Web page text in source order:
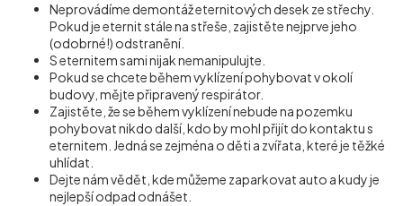
Neprovádíme demontáž eternitových desek ze střechy.
Pokud je eternit stále na střeše, zajistěte nejprve jeho
(odobrné!) odstranění.
S eternitem sami nijak nemanipulujte.
Pokud se chcete během vyklízení pohybovat v okolí
budovy, mějte připravený respirátor.
Zajistěte, že se během vyklízení nebude na pozemku
pohybovat nikdo další, kdo by mohl přijít do kontaktu s
eternitem. Jedná se zejména o děti a zvířata, které je těžké
uhlídat.
Dejte nám vědět, kde můžeme zaparkovat auto a kudy je
nejlepší odpad odnášet.